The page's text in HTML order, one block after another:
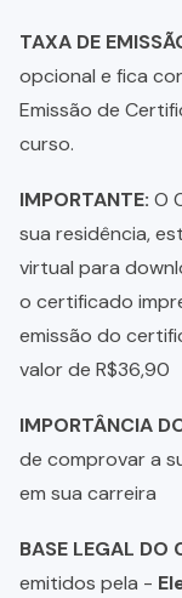
TAXA DE
opcional e fica
Emissão de
curso.
IMPORTANTE: O
sua residência,
virtual para
o certificado
emissão do
valor de R$36,90
IMPORTÂNCIA
de comprovar a
em sua carreira
BASE LEGAL DO
emitidos pela -